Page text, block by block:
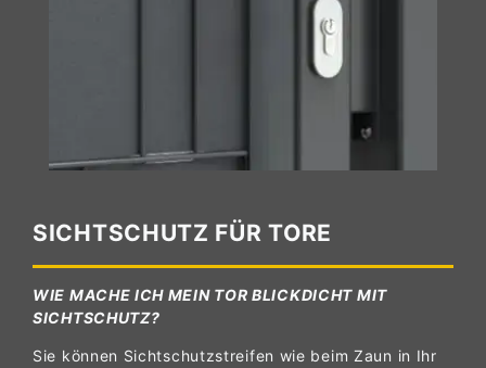
SICHTSCHUTZ FÜR TORE
WIE MACHE ICH MEIN TOR BLICKDICHT MIT
SICHTSCHUTZ?
Sie können Sichtschutzstreifen wie beim Zaun in Ihr